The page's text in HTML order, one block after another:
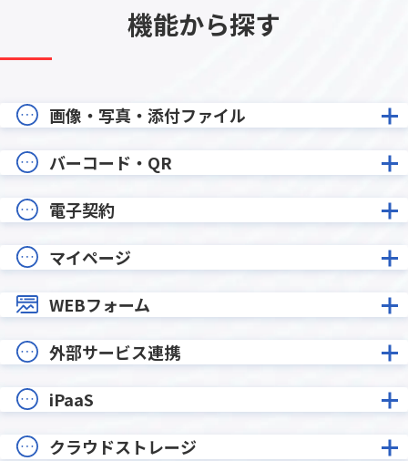
機能から探す
画像・写真・添付ファイル
バーコード・QR
電子契約
マイページ
WEBフォーム
外部サービス連携
iPaaS
クラウドストレージ